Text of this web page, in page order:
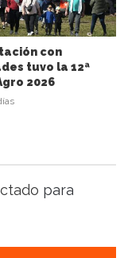
con
tuvo la 12ª
2026
para